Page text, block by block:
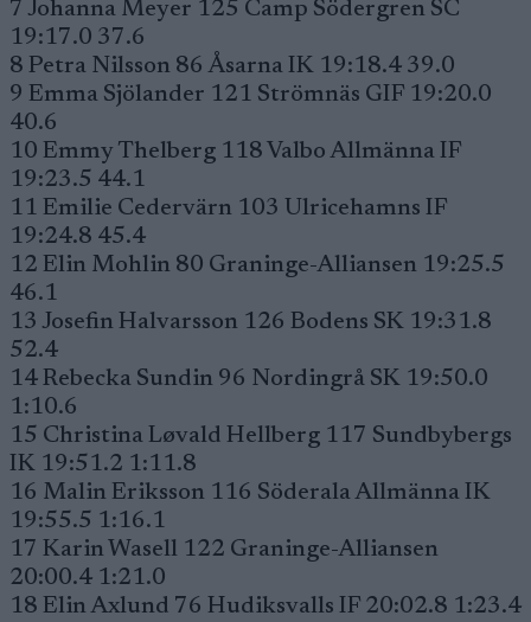
7 Johanna Meyer 125 Camp Södergren SC
19:17.0 37.6
8 Petra Nilsson 86 Åsarna IK 19:18.4 39.0
9 Emma Sjölander 121 Strömnäs GIF 19:20.0
40.6
10 Emmy Thelberg 118 Valbo Allmänna IF
19:23.5 44.1
11 Emilie Cedervärn 103 Ulricehamns IF
19:24.8 45.4
12 Elin Mohlin 80 Graninge-Alliansen 19:25.5
46.1
13 Josefin Halvarsson 126 Bodens SK 19:31.8
52.4
14 Rebecka Sundin 96 Nordingrå SK 19:50.0
1:10.6
15 Christina Løvald Hellberg 117 Sundbybergs
IK 19:51.2 1:11.8
16 Malin Eriksson 116 Söderala Allmänna IK
19:55.5 1:16.1
17 Karin Wasell 122 Graninge-Alliansen
20:00.4 1:21.0
18 Elin Axlund 76 Hudiksvalls IF 20:02.8 1:23.4